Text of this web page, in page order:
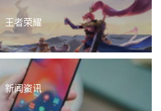
王者荣耀
新闻资讯